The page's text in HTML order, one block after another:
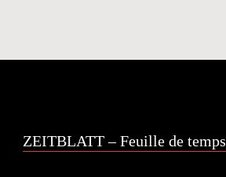
ZEITBLATT – Feuille de temps